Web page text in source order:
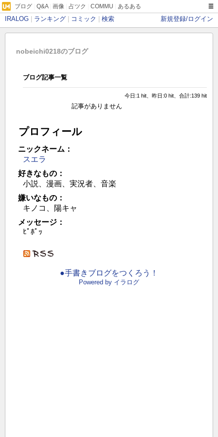
ブログ Q&A| 画像 占ツク COMMU あるある
IRALOG ランキング コミック 検索 新規登録/ログイン
nobeichi0218のブログ
ブログ記事一覧
今日:1 hit、昨日:0 hit、合計:139 hit
記事がありません
プロフィール
ニックネーム：
スエラ
好きなもの：
小説、漫画、実況者、音楽
嫌いなもの：
キノコ、陽キャ
メッセージ：
ﾋﾟﾎﾟｯ
●手書きブログをつくろう！
Powered by イラログ